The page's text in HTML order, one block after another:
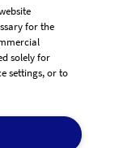
for the
solely for
settings, or to